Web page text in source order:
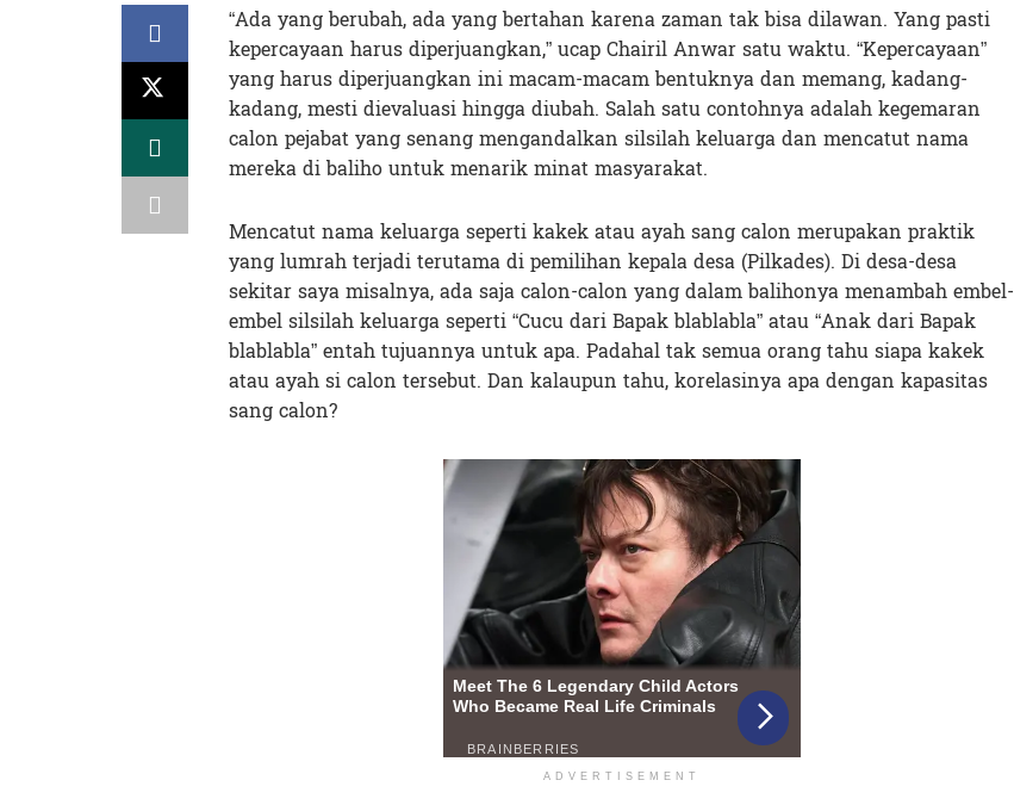
“Ada yang berubah, ada yang bertahan karena zaman tak bisa dilawan. Yang pasti
kepercayaan harus diperjuangkan,” ucap Chairil Anwar satu waktu. “Kepercayaan”
yang harus diperjuangkan ini macam-macam bentuknya dan memang, kadang-
kadang, mesti dievaluasi hingga diubah. Salah satu contohnya adalah kegemaran
calon pejabat yang senang mengandalkan silsilah keluarga dan mencatut nama
mereka di baliho untuk menarik minat masyarakat.
Mencatut nama keluarga seperti kakek atau ayah sang calon merupakan praktik
yang lumrah terjadi terutama di pemilihan kepala desa (Pilkades). Di desa-desa
sekitar saya misalnya, ada saja calon-calon yang dalam balihonya menambah embel-
embel silsilah keluarga seperti “Cucu dari Bapak blablabla” atau “Anak dari Bapak
blablabla” entah tujuannya untuk apa. Padahal tak semua orang tahu siapa kakek
atau ayah si calon tersebut. Dan kalaupun tahu, korelasinya apa dengan kapasitas
sang calon?
ADVERTISEMENT